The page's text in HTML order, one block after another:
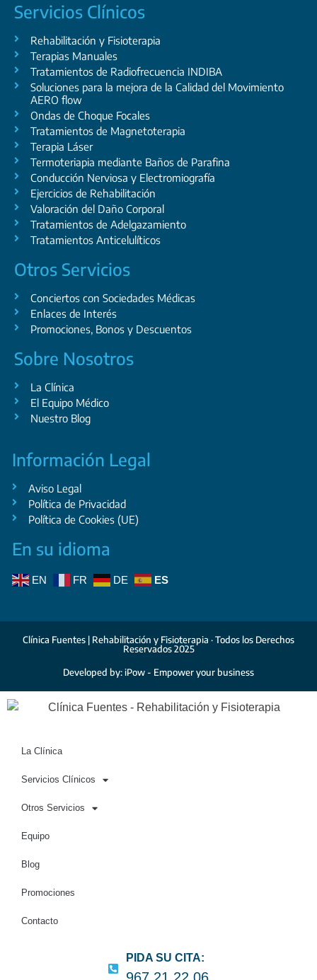
Servicios Clínicos
Rehabilitación y Fisioterapia
Terapias Manuales
Tratamientos de Radiofrecuencia INDIBA
Soluciones para la mejora de la Calidad del Movimiento
AERO flow
Ondas de Choque Focales
Tratamientos de Magnetoterapia
Terapia Láser
Termoteriapia mediante Baños de Parafina
Conducción Nerviosa y Electromiografía
Ejercicios de Rehabilitación
Valoración del Daño Corporal
Tratamientos de Adelgazamiento
Tratamientos Anticelulíticos
Otros Servicios
Conciertos con Sociedades Médicas
Enlaces de Interés
Promociones, Bonos y Descuentos
Sobre Nosotros
La Clínica
El Equipo Médico
Nuestro Blog
Información Legal
Aviso Legal
Política de Privacidad
Política de Cookies (UE)
En su idioma
EN FR DE ES
Developed by: iPow - Empower your business
Clínica Fuentes | Rehabilitación y Fisioterapia · Todos los Derechos
Reservados 2025
La Clínica
Servicios Clínicos
Otros Servicios
Equipo
Blog
Promociones
Contacto
PIDA SU CITA: